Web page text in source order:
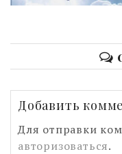
Добавить
Для отправки
авторизоваться.